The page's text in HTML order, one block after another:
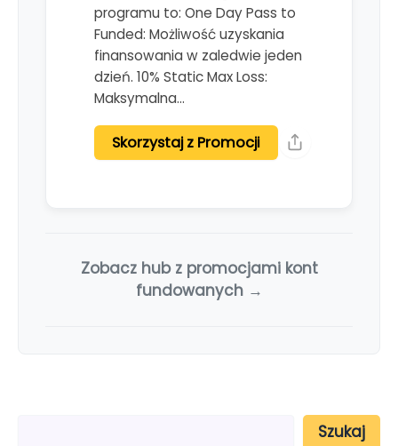
programu to: One Day Pass to
Funded: Możliwość uzyskania
finansowania w zaledwie jeden
dzień. 10% Static Max Loss:
Maksymalna…
Skorzystaj z Promocji
Zobacz hub z promocjami kont
fundowanych →
Szukaj